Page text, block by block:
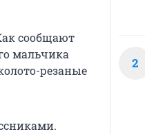
сообщают
мальчика
резаные
2